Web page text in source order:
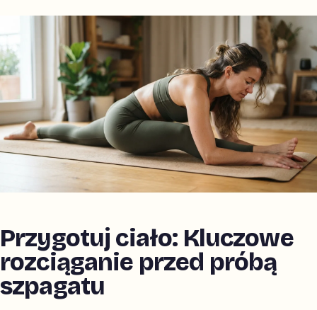
Przygotuj ciało: Kluczowe
rozciąganie przed próbą
szpagatu